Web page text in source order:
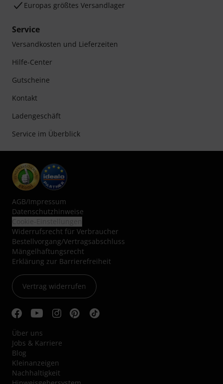
Europas größtes Versandlager
Service
Versandkosten und Lieferzeiten
Hilfe-Center
Gutscheine
Kontakt
Ladengeschäft
Service im Überblick
AGB/Impressum
Datenschutzhinweise
Widerrufsrecht für Verbraucher
Bestellvorgang/Vertragsabschluss
Mängelhaftungsrecht
Erklärung zur Barrierefreiheit
Vertrag widerrufen
Über uns
Jobs & Karriere
Blog
Kleinanzeigen
Nachhaltigkeit